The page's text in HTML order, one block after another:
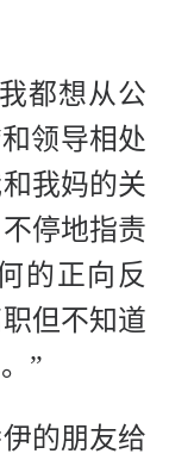
都想从公
领导相处
我妈的关
停地指责
的正向反
但不知道
”
的朋友给